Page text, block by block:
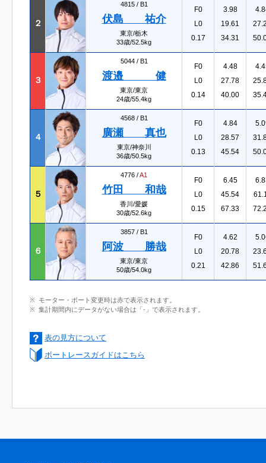
２
4815 / B1
伏島 祐介
東京/栃木
33歳/52.5kg
F0
L0
0.17
3.98
19.61
34.31
３
5044 / B1
渡邉 健
東京/東京
24歳/55.4kg
F0
L0
0.14
4.48
27.78
40.00
４
4568 / B1
廣瀬 真也
東京/神奈川
36歳/50.5kg
F0
L0
0.13
4.84
28.57
45.54
５
4776 /A1
竹田 和哉
香川/愛媛
30歳/52.6kg
F0
L0
0.15
6.45
45.54
67.33
６
3857 / B1
阿波 勝哉
東京/東京
50歳/54.0kg
F0
L0
0.21
4.62
20.78
42.86
モーター・ボート変更時は赤で表示されます。
集計期間内にデータがない場合は「-」で表示されます。
表の見方について
ボートレースガイドはこちら